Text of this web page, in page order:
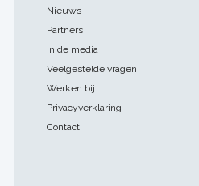
Nieuws
Partners
In de media
Veelgestelde vragen
Werken bij
Privacyverklaring
Contact